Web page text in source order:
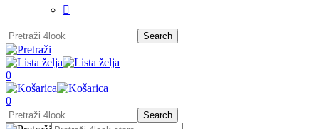

0
0